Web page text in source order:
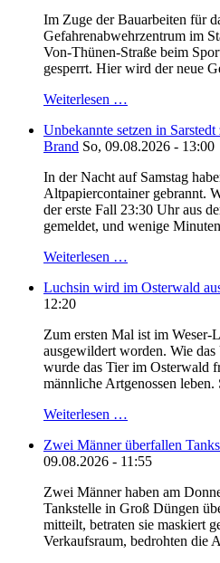
Im Zuge der Bauarbeiten für
Gefahrenabwehrzentrum im
Von-Thünen-Straße beim
gesperrt. Hier wird der neue
Weiterlesen …
Unbekannte setzen in
Brand So, 09.08.2026 - 13:00
In der Nacht auf Samstag
Altpapiercontainer gebrannt.
der erste Fall 23:30 Uhr aus
gemeldet, und wenige
Weiterlesen …
Luchsin wird im Osterwald
12:20
Zum ersten Mal ist im Weser-
ausgewildert worden. Wie
wurde das Tier im Osterwald
männliche Artgenossen leben.
Weiterlesen …
Zwei Männer überfallen
09.08.2026 - 11:55
Zwei Männer haben am
Tankstelle in Groß Düngen
mitteilt, betraten sie maskiert
Verkaufsraum, bedrohten die